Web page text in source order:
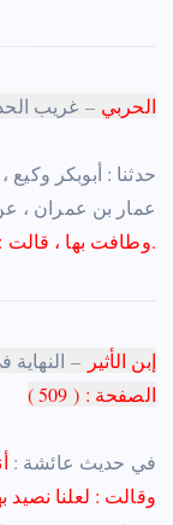
الحربي– غريب
عمار بن عمران ،
وطافت بها ، قالت : لعلنا نصيد بها بعض فتيان قريش.
إبن الأثير –
الصفحة : (
509
)
) : في حديث عائشة :
وقالت : لعلنا